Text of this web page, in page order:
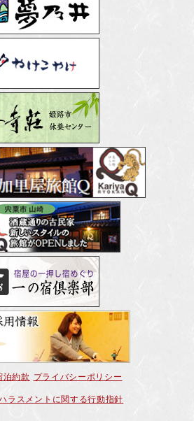
泊約款 プライバシーポリシー
ラスメントに関する行動指針